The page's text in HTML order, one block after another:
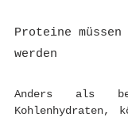
Proteine
werden
Anders als
Kohlenhydraten,